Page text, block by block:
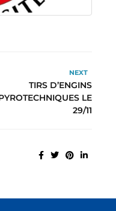
NEXT
TIRS D’ENGINS
LE
29/11